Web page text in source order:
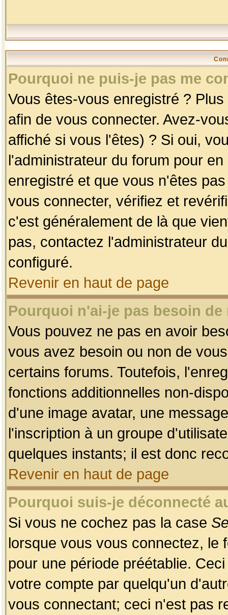
Pourquoi ne puis-je pas me
Vous êtes-vous enregistré ?
afin de vous connecter. Avez-
affiché si vous l'êtes) ? Si oui,
l'administrateur du forum pour
enregistré et que vous n'êtes
vous connecter, vérifiez et
c'est généralement de là que
pas, contactez l'administrateur
configuré.
Revenir en haut de page
Pourquoi n'ai-je pas besoin
Vous pouvez ne pas en avoir
vous avez besoin ou non de
certains forums. Toutefois,
fonctions additionnelles non-
d'une image avatar, une
l'inscription à un groupe
quelques instants; il est donc
Revenir en haut de page
Pourquoi suis-je déconnecté
Si vous ne cochez pas la case
lorsque vous vous connectez, le
pour une période préétablie.
votre compte par quelqu'un
vous connectant; ceci n'est pas